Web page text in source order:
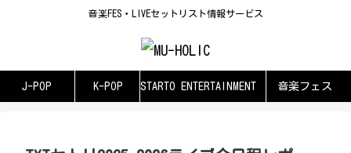
音楽FES・LIVEセットリスト情報サービス
J-POP K-POP STARTO ENTERTAINMENT 音楽フェス